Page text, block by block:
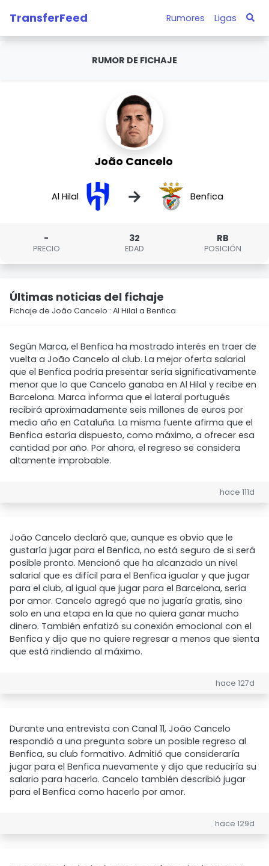
TransferFeed Rumores Ligas
RUMOR DE FICHAJE
João Cancelo
Al Hilal → Benfica
-
PRECIO
32
EDAD
RB
POSICIÓN
Últimas noticias del fichaje
Fichaje de João Cancelo : Al Hilal a Benfica
Según Marca, el Benfica ha mostrado interés en traer de
vuelta a João Cancelo al club. La mejor oferta salarial
que el Benfica podría presentar sería significativamente
menor que lo que Cancelo ganaba en Al Hilal y recibe en
Barcelona. Marca informa que el lateral portugués
recibirá aproximadamente seis millones de euros por
medio año en Cataluña. La misma fuente afirma que el
Benfica estaría dispuesto, como máximo, a ofrecer esa
cantidad por año. Por ahora, el regreso se considera
altamente improbable.
hace 111d
João Cancelo declaró que, aunque es obvio que le
gustaría jugar para el Benfica, no está seguro de si será
posible pronto. Mencionó que ha alcanzado un nivel
salarial que es difícil para el Benfica igualar y que jugar
para el club, al igual que jugar para el Barcelona, sería
por amor. Cancelo agregó que no jugaría gratis, sino
solo en una etapa en la que no quiera ganar mucho
dinero. También enfatizó su conexión emocional con el
Benfica y dijo que no quiere regresar a menos que sienta
que está rindiendo al máximo.
hace 127d
Durante una entrevista con Canal 11, João Cancelo
respondió a una pregunta sobre un posible regreso al
Benfica, su club formativo. Admitió que consideraría
jugar para el Benfica nuevamente y dijo que reduciría su
salario para hacerlo. Cancelo también describió jugar
para el Benfica como hacerlo por amor.
hace 129d